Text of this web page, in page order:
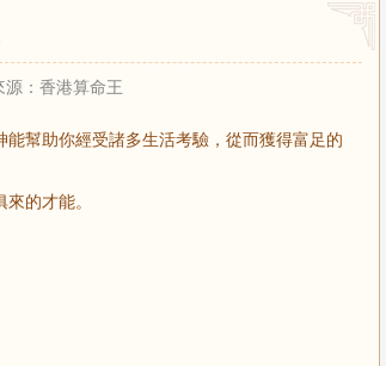
：香港算命王
幫助你經受諸多生活考驗，從而獲得富足的
的才能。